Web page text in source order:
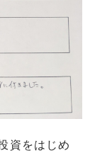
資をはじめ